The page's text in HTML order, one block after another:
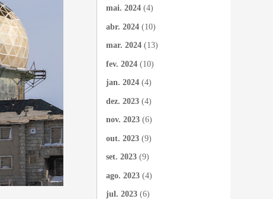
mai. 2024 (4)
abr. 2024 (10)
mar. 2024 (13)
fev. 2024 (10)
jan. 2024 (4)
dez. 2023 (4)
nov. 2023 (6)
out. 2023 (9)
set. 2023 (9)
ago. 2023 (4)
jul. 2023 (6)